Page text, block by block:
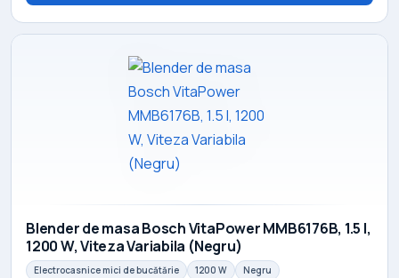
Blender de masa Bosch VitaPower MMB6176B, 1.5 l,
1200 W, Viteza Variabila (Negru)
Electrocasnice mici de bucătărie 1200 W Negru